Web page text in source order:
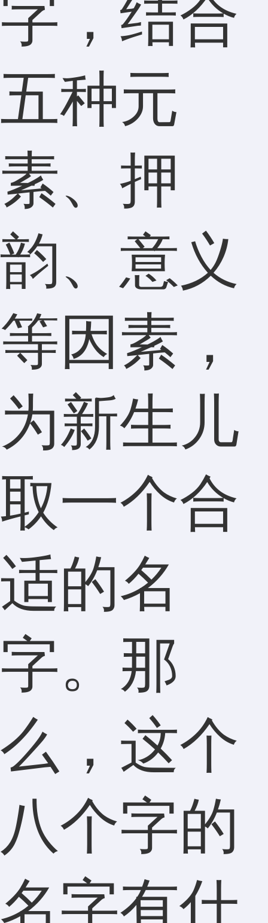
字，结合
五种元
素、押
韵、意义
等因素，
为新生儿
取一个合
适的名
字。那
么，这个
八个字的
名字有什